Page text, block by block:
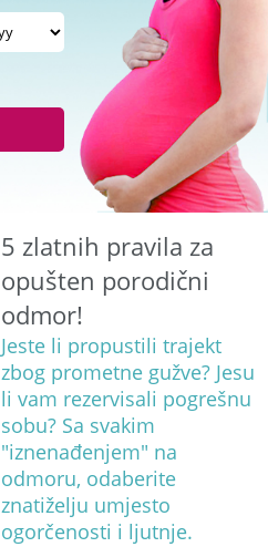
5 zlatnih pravila za
opušten porodični
odmor!
Jeste li propustili trajekt
zbog prometne gužve? Jesu
li vam rezervisali pogrešnu
sobu? Sa svakim
"iznenađenjem" na
odmoru, odaberite
znatiželju umjesto
ogorčenosti i ljutnje.